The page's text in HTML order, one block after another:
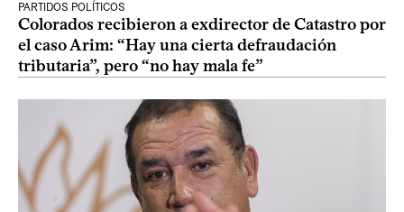
PARTIDOS POLÍTICOS
Colorados recibieron a exdirector de Catastro por
el caso Arim: “Hay una cierta defraudación
tributaria”, pero “no hay mala fe”